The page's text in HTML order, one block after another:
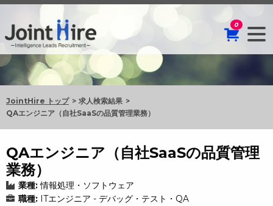
0
JointHire トップ
求人検索結果
QAエンジニア（自社SaaSの品質管理業務）
QAエンジニア（自社SaaSの品質管理
業務）
業種: 情報処理・ソフトウェア
職種: ITエンジニア - デバッグ・テスト・QA